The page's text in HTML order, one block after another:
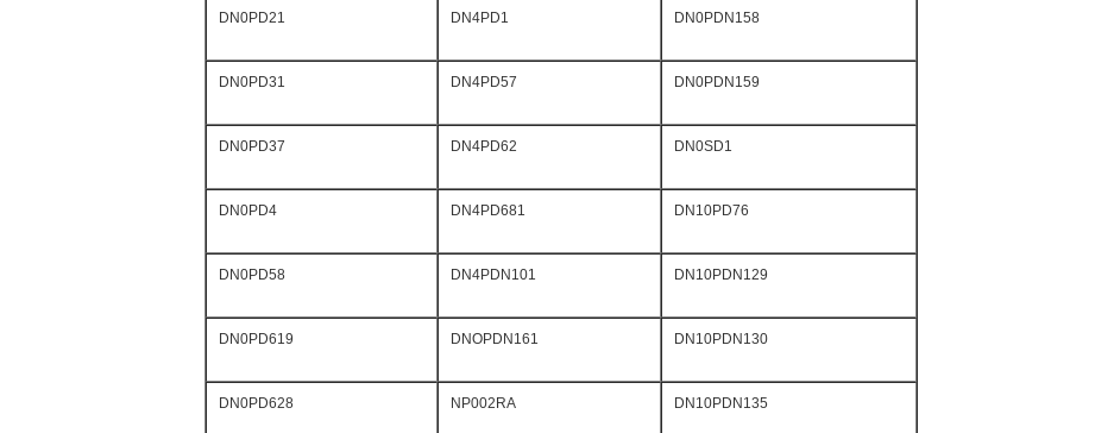
DN0PD21 DN4PD1 DN0PDN158
DN0PD31 DN4PD57 DN0PDN159
DN0PD37 DN4PD62 DN0SD1
DN0PD4 DN4PD681 DN10PD76
DN0PD58 DN4PDN101 DN10PDN129
DN0PD619 DNOPDN161 DN10PDN130
DN0PD628 NP002RA DN10PDN135